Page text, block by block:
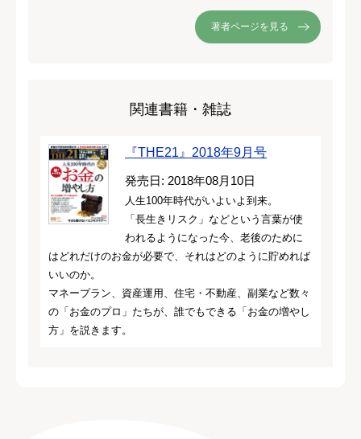
著者ページを見る
関連書籍・雑誌
『THE21』2018年9月号
発売日: 2018年08月10日
人生100年時代がいよいよ到来。
「長生きリスク」などという言葉が使
われるようになった今、老後のために
はどれだけのお金が必要で、それはどのように貯めれば
いいのか。
マネープラン、資産運用、住宅・不動産、副業など数々
の「お金のプロ」たちが、誰でもできる「お金の増やし
方」を説きます。